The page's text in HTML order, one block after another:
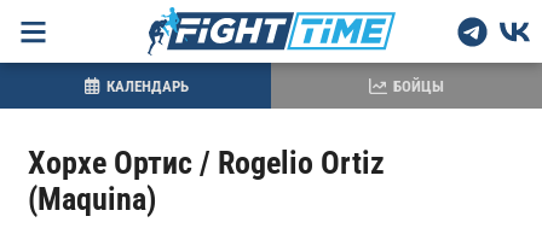
Хорхе Ортис / Rogelio Ortiz
(Maquina)
КАЛЕНДАРЬ БОЙЦЫ